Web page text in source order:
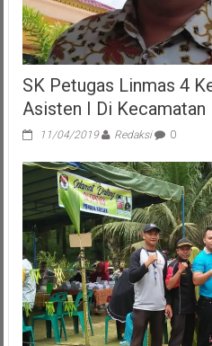
SK Petugas Linmas 4
Asisten I Di Kecamatan
11/04/2019 Redaksi 0